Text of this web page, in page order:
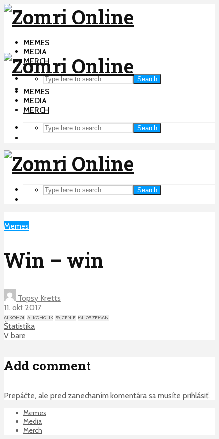
MEMES
MEDIA
MERCH
Search
MEMES
MEDIA
MERCH
Search
Search
Memes
Win – win
Topsy Kretts
11. okt 2017
ALKOHOL ALKOHOLIK FAJCENIE MILOS ZEMAN
Štatistika
V bare
Add comment
Prepáčte, ale pred zanechaním komentára sa musíte prihlásiť.
Memes
Media
Merch